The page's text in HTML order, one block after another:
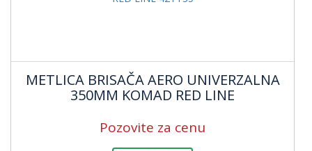
METLICA BRISAČA AERO UNIVERZALNA
350MM KOMAD RED LINE
Pozovite za cenu